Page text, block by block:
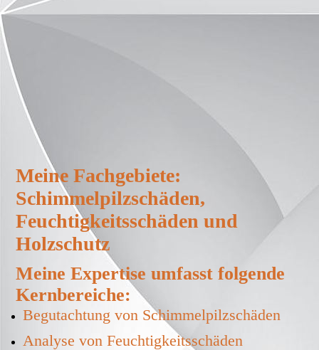
Meine Fachgebiete:
Schimmelpilzschäden,
Feuchtigkeitsschäden und
Holzschutz
Meine Expertise umfasst folgende
Kernbereiche:
Begutachtung von Schimmelpilzschäden
Analyse von Feuchtigkeitsschäden